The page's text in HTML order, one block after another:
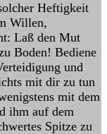
Heftigkeit
Willen,
Laß den Mut
Boden! Bediene
und
mit dir zu tun
mit dem
ihm auf dem
Spitze zu